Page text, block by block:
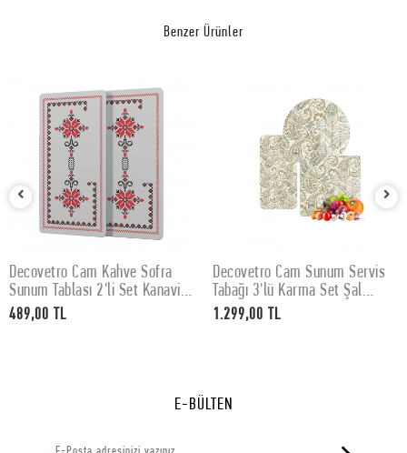
Benzer Ürünler
SEPETE EKLE
Decovetro Cam Sunum Servis
Tabağı 3'lü Karma Set Şal
Desenli
1.299,00 TL
SEPETE EKLE
Decovetro Cam Kahve Sofra
Sunum Tablası 2'li Set Şal
Desenli 30 x 15 cm
489,00 TL
E-BÜLTEN